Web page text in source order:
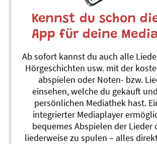
Kennst du schon
App für deine
Ab sofort kannst du auch alle
Hörgeschichten usw. mit der
abspielen oder Noten- bzw.
einsehen, welche du gekauft
persönlichen Mediathek hast.
integrierter Mediaplayer
bequemes Abspielen der Lieder
liederweise zu spulen – alles